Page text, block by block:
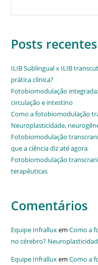
Posts recentes
ILIB Sublingual x ILIB
prática clínica?
Fotobiomodulação
circulação e intestino
Como a fotobiomodulação
Neuroplasticidade,
Fotobiomodulação
que a ciência diz até agora
Fotobiomodulação
terapêuticas
Comentários
Equipe InfralluxemComo a
no cérebro?
Equipe InfralluxemComo a